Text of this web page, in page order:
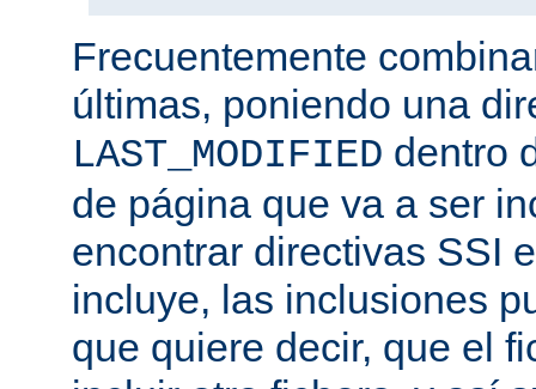
Frecuentemente
últimas, poniendo una
LAST_MODIFIED dentro
de página que va a ser
encontrar directivas SSI
incluye, las inclusiones
que quiere decir, que el